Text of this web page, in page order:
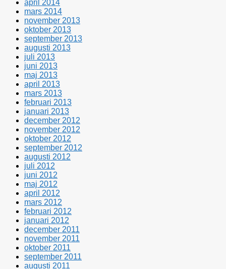
april 2014
mars 2014
november 2013
oktober 2013
september 2013
augusti 2013
juli 2013
juni 2013
maj 2013
april 2013
mars 2013
februari 2013
januari 2013
december 2012
november 2012
oktober 2012
september 2012
augusti 2012
juli 2012
juni 2012
maj 2012
april 2012
mars 2012
februari 2012
januari 2012
december 2011
november 2011
oktober 2011
september 2011
augusti 2011